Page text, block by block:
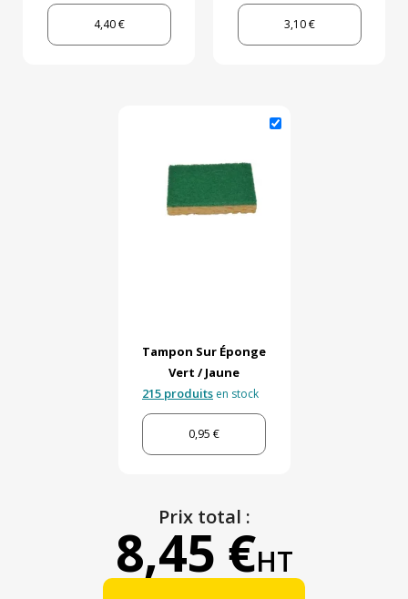
4,40 € 3,10 €
Tampon Sur Éponge
Vert / Jaune
215 produits en stock
0,95 €
Prix total :
8,45 €HT